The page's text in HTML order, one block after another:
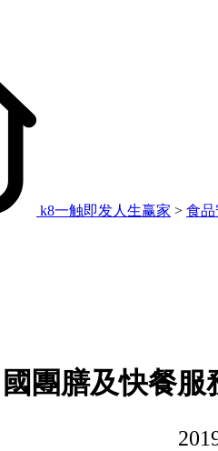
k8一触即发人生赢家 > 食
國團膳及快餐